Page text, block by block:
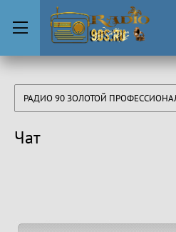
РАДИО 90 ЗОЛОТОЙ
Чат